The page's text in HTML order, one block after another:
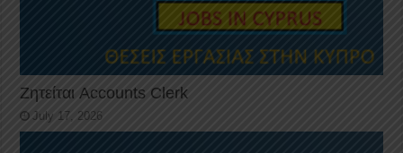
Ζητείται Accounts Clerk
July 17, 2026